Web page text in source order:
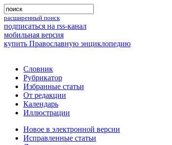
расширенный поиск
подписаться на rss-канал
мобильная версия
купить Православную энциклопедию
Словник
Рубрикатор
Избранные статьи
От редакции
Календарь
Иллюстрации
Новое в электронной версии
Исправленные статьи